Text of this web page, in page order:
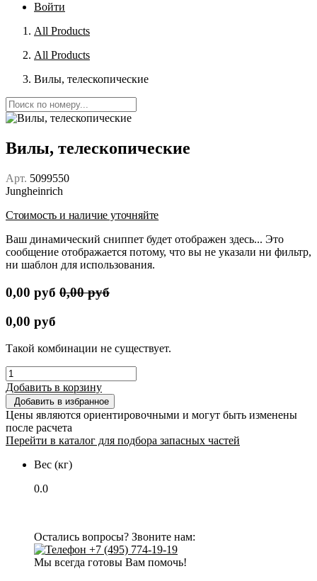
Войти
All Products
All Products
Вилы, телескопические
Вилы, телескопические
Арт. 5099550
Jungheinrich
Стоимость и наличие уточняйте
Ваш динамический сниппет будет отображен здесь... Это
сообщение отображается потому, что вы не указали ни фильтр,
ни шаблон для использования.
0,00 руб 0,00руб
0,00 руб
Такой комбинации не существует.
Добавить в корзину
Добавить в избранное
Цены являются ориентировочными и могут быть изменены
после расчета
Перейти в каталог для подбора запасных частей
Вес (кг)
0.0
Остались вопросы? Звоните нам:
+7 (495) 774-19-19
Мы всегда готовы Вам помочь!